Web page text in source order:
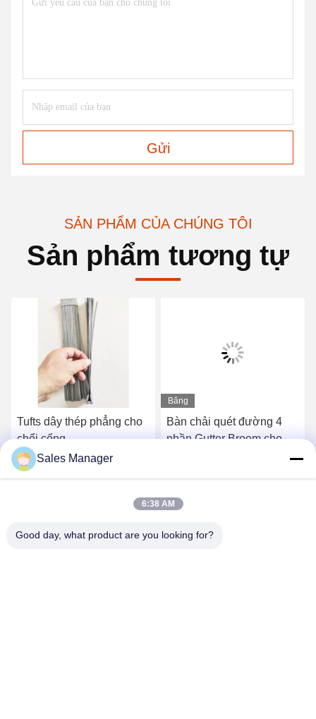
Gửi
SẢN PHẨM CỦA CHÚNG TÔI
Sản phẩm tương tự
Tufts dây thép phẳng cho
chổi cống
Băng
hình
Bàn chải quét đường 4
phần Gutter Broom cho
Sales Manager
6:38 AM
Good day, what product are you looking for?